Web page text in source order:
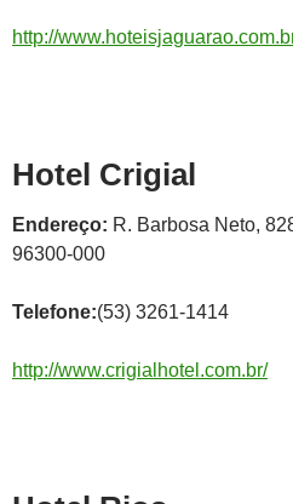
http://
Hotel Crigial
Endereço: R. Barbosa Neto,
96300-000
Telefone:(53) 3261-1414
http://www.crigialhotel.com.br/